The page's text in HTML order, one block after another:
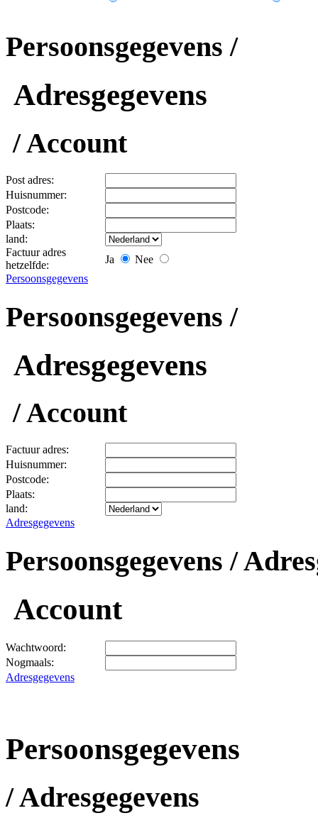
Persoonsgegevens /
Adresgegevens
/ Account
Post adres:
Huisnummer:
Postcode:
Plaats:
land:
Factuur adres
hetzelfde:
Ja
Nee
Persoonsgegevens
Persoonsgegevens /
Adresgegevens
/ Account
Factuur adres:
Huisnummer:
Postcode:
Plaats:
land:
Adresgegevens
Persoonsgegevens /
Account
Wachtwoord:
Nogmaals:
Adresgegevens
Persoonsgegevens
/ Adresgegevens